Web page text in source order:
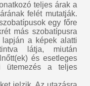
teljes árak a
felét mutatják.
egy főre
más szobatípusra
a képek alatti
látja, miután
és esetleges
ütemezés a teljes